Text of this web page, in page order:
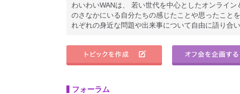
わいわいWANは、 若い世代を中心としたオンライ
のさなかにいる自分たちの感じたことや思ったこと
れぞれの身近な問題や出来事について自由に語り合
フォーラム